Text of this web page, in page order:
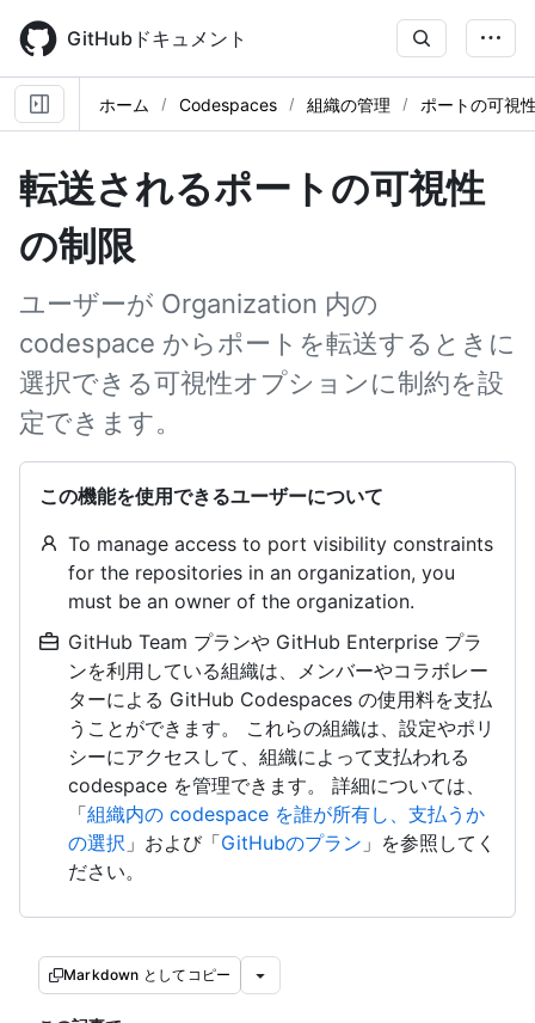
main
content
GitHubドキュメント
ホーム Codespaces 組織の管理 ポートの可視
転送されるポートの可視性
の制限
ユーザーが Organization 内の
codespace からポートを転送するときに
選択できる可視性オプションに制約を設
定できます。
この機能を使用できるユーザーについて
To manage access to port visibility constraints
for the repositories in an organization, you
must be an owner of the organization.
GitHub Team プランや GitHub Enterprise プラ
ンを利用している組織は、メンバーやコラボレー
ターによる GitHub Codespaces の使用料を支払
うことができます。 これらの組織は、設定やポリ
シーにアクセスして、組織によって支払われる
codespace を管理できます。 詳細については、
「組織内の codespace を誰が所有し、支払うか
の選択 」および「GitHubのプラン 」を参照してく
ださい。
Markdown としてコピー